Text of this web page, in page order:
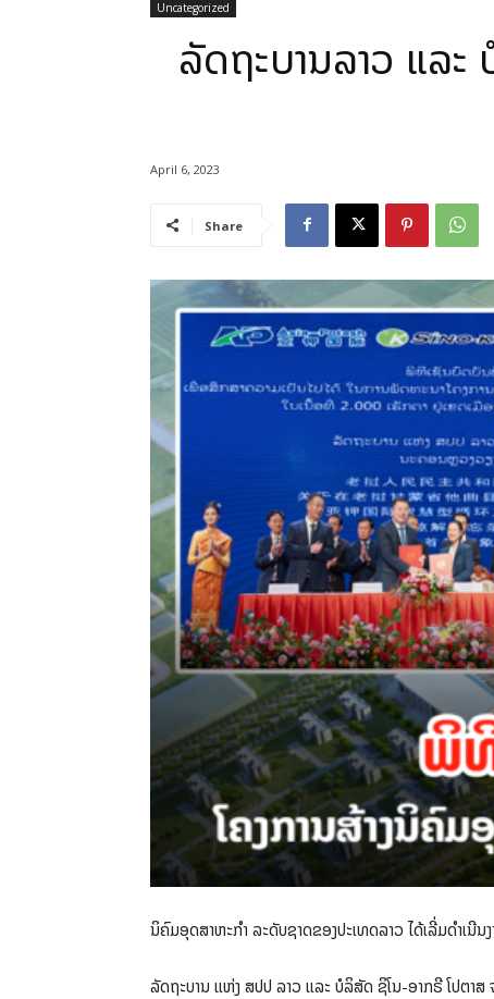
Uncategorized
ລັດຖະບານລາວ ແລະ
April 6, 2023
Share
ນິຄົມອຸດສາຫະກໍາ ລະດັບຊາດຂອງປະເທດລາວ ໄດ້ເລີ່ມດໍາເນີ
ລັດຖະບານ ແຫ່ງ ສປປ ລາວ ແລະ ບໍລິສັດ ຊິໂນ-ອາກຣີ ໂປຕາ